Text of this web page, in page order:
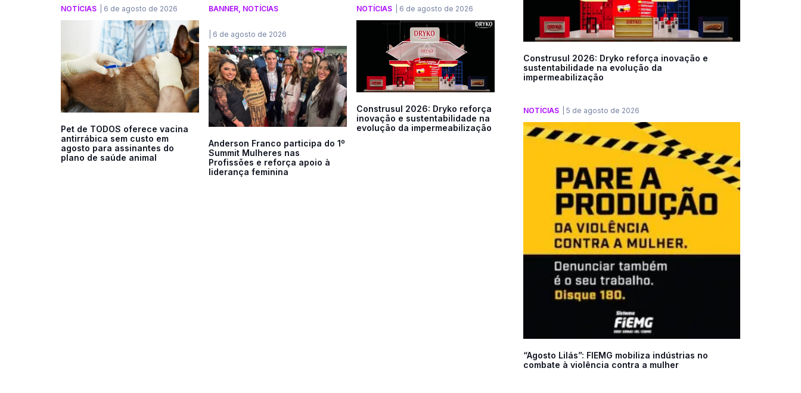
NOTÍCIAS 6 de agosto de 2026
Pet de TODOS oferece vacina
antirrábica sem custo em
agosto para assinantes do
plano de saúde animal
BANNER, NOTÍCIAS
6 de agosto de 2026
Anderson Franco participa do 1º
Summit Mulheres nas
Profissões e reforça apoio à
liderança feminina
NOTÍCIAS 6 de agosto de 2026
Construsul 2026: Dryko reforça
inovação e sustentabilidade na
evolução da impermeabilização
Construsul 2026: Dryko reforça inovação e
sustentabilidade na evolução da
impermeabilização
NOTÍCIAS 5 de agosto de 2026
“Agosto Lilás”: FIEMG mobiliza indústrias no
combate à violência contra a mulher